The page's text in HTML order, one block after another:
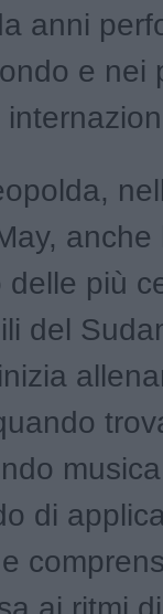
anni
e nei
anche
più
del
di